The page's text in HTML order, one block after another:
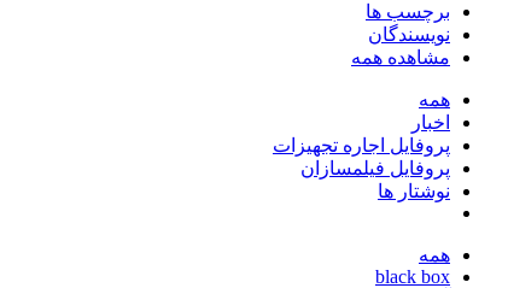
برچسب ها
نویسندگان
مشاهده همه
همه
اخبار
پروفایل اجاره تجهیزات
پروفایل فیلمسازان
نوشتار ها
همه
black box